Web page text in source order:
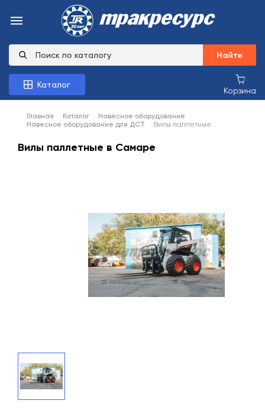
Найти
Каталог
Корзина
Главная Каталог
Навесное оборудование
Навесное оборудование для ДСТ
Вилы паллетные
Вилы паллетные в Самаре